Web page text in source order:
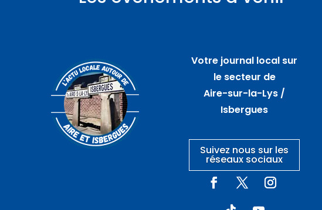
Marché artisanal
nocturne – GUARBECQUE
août
Atelier nœuds
marinier –
Votre journal local sur
le secteur de
Aire-sur-la-Lys /
Isbergues
Suivez nous sur les
réseaux sociaux